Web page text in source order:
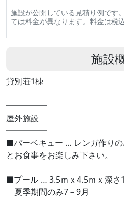
施設が公開している見積り例です
ては料金が異なります。料金は税
施設
貸別荘1棟
━━━━━
屋外施設
━━━━━
■バーベキュー … レンガ作り
とお食事をお楽しみ下さい。
■プール … 3.5ｍｘ4.5ｍｘ深さ
夏季期間のみ7－9月